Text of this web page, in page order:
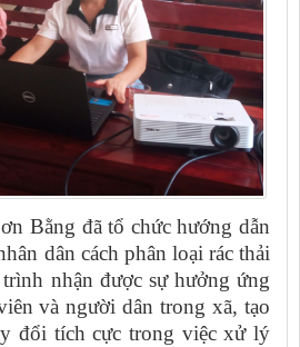
Bằng đã tổ chức hướng dẫn
dân cách phân loại rác thải
nhận được sự hưởng ứng
và người dân trong xã, tạo
đổi tích cực trong việc xử lý